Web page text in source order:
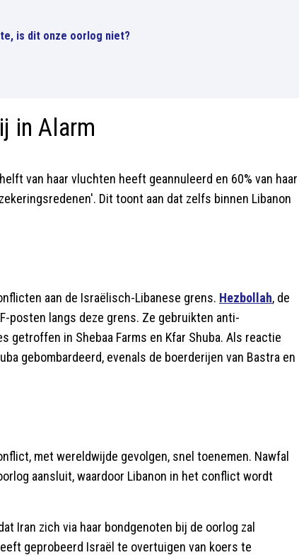
is dit onze oorlog niet?
in Alarm
van haar vluchten heeft geannuleerd en 60% van haar
Dit toont aan dat zelfs binnen Libanon
aan de Israëlisch-Libanese grens. Hezbollah, de
posten langs deze grens. Ze gebruikten anti-
in Shebaa Farms en Kfar Shuba. Als reactie
gebombardeerd, evenals de boerderijen van Bastra en
met wereldwijde gevolgen, snel toenemen. Nawfal
aansluit, waardoor Libanon in het conflict wordt
Iran zich via haar bondgenoten bij de oorlog zal
geprobeerd Israël te overtuigen van koers te